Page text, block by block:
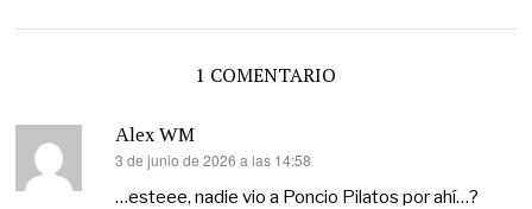
1 COMENTARIO
Alex WM
dice:
3 de junio de 2026 a las 14:58
…esteee, nadie vio a Poncio Pilatos por ahí…?